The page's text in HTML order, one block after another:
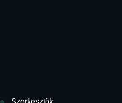
Szerkesztők